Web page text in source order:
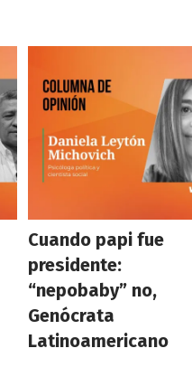
Cuando papi fue
presidente:
“nepobaby” no,
Genócrata
Latinoamericano